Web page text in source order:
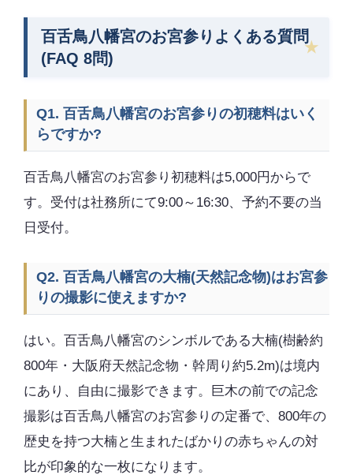
百舌鳥八幡宮のお宮参りよくある質問
(FAQ 8問)
Q1. 百舌鳥八幡宮のお宮参りの初穂料はいく
らですか?
百舌鳥八幡宮のお宮参り初穂料は5,000円からで
す。受付は社務所にて9:00～16:30、予約不要の当
日受付。
Q2. 百舌鳥八幡宮の大楠(天然記念物)はお宮参
りの撮影に使えますか?
はい。百舌鳥八幡宮のシンボルである大楠(樹齢約
800年・大阪府天然記念物・幹周り約5.2m)は境内
にあり、自由に撮影できます。巨木の前での記念
撮影は百舌鳥八幡宮のお宮参りの定番で、800年の
歴史を持つ大楠と生まれたばかりの赤ちゃんの対
比が印象的な一枚になります。